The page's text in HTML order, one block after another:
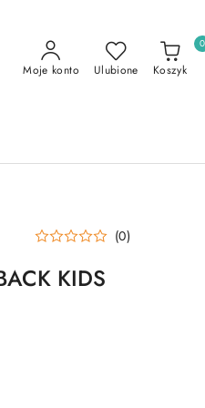
Moje konto Ulubione Koszyk
0
(0)
KIDS